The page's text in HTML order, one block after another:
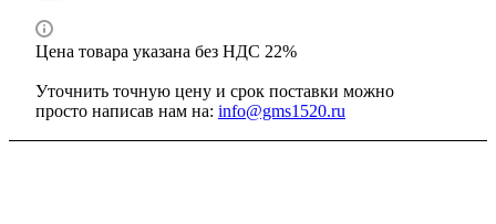
Цена товара указана без НДС 22%
Уточнить точную цену и срок поставки можно
просто написав нам на: info@gms1520.ru